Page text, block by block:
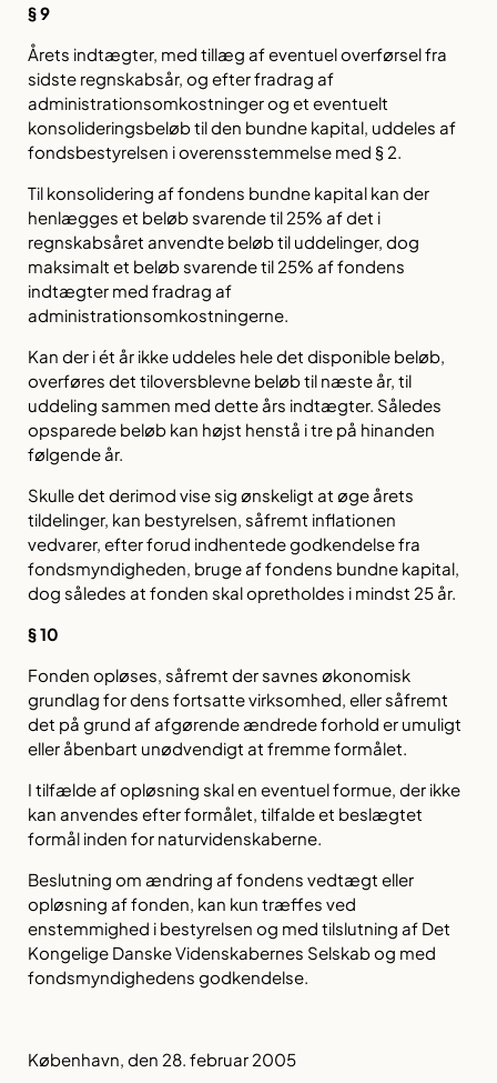
§ 9
Årets indtægter, med tillæg af eventuel overførsel fra
sidste regnskabsår, og efter fradrag af
administrationsomkostninger og et eventuelt
konsolideringsbeløb til den bundne kapital, uddeles af
fondsbestyrelsen i overensstemmelse med § 2.
Til konsolidering af fondens bundne kapital kan der
henlægges et beløb svarende til 25% af det i
regnskabsåret anvendte beløb til uddelinger, dog
maksimalt et beløb svarende til 25% af fondens
indtægter med fradrag af
administrationsomkostningerne.
Kan der i ét år ikke uddeles hele det disponible beløb,
overføres det tiloversblevne beløb til næste år, til
uddeling sammen med dette års indtægter. Således
opsparede beløb kan højst henstå i tre på hinanden
følgende år.
Skulle det derimod vise sig ønskeligt at øge årets
tildelinger, kan bestyrelsen, såfremt inflationen
vedvarer, efter forud indhentede godkendelse fra
fondsmyndigheden, bruge af fondens bundne kapital,
dog således at fonden skal opretholdes i mindst 25 år.
§ 10
Fonden opløses, såfremt der savnes økonomisk
grundlag for dens fortsatte virksomhed, eller såfremt
det på grund af afgørende ændrede forhold er umuligt
eller åbenbart unødvendigt at fremme formålet.
I tilfælde af opløsning skal en eventuel formue, der ikke
kan anvendes efter formålet, tilfalde et beslægtet
formål inden for naturvidenskaberne.
Beslutning om ændring af fondens vedtægt eller
opløsning af fonden, kan kun træffes ved
enstemmighed i bestyrelsen og med tilslutning af Det
Kongelige Danske Videnskabernes Selskab og med
fondsmyndighedens godkendelse.
København, den 28. februar 2005